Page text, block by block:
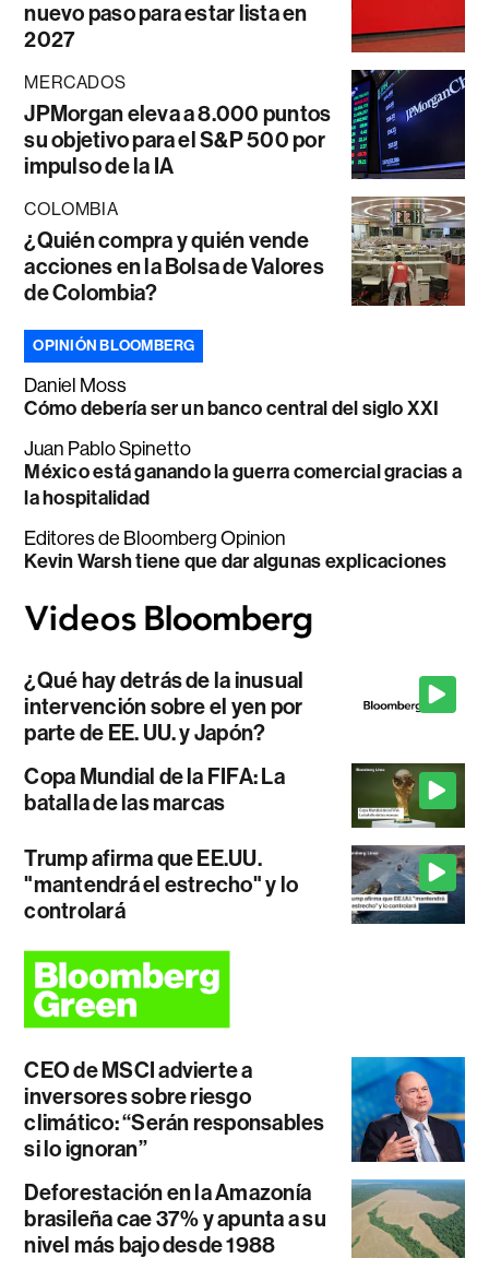
nuevo paso para estar lista en
2027
MERCADOS
JPMorgan eleva a 8.000 puntos
su objetivo para el S&P 500 por
impulso de la IA
COLOMBIA
¿Quién compra y quién vende
acciones en la Bolsa de Valores
de Colombia?
OPINIÓN BLOOMBERG
Daniel Moss
Cómo debería ser un banco central del siglo XXI
Juan Pablo Spinetto
México está ganando la guerra comercial gracias a
la hospitalidad
Editores de Bloomberg Opinion
Kevin Warsh tiene que dar algunas explicaciones
¿Qué hay detrás de la inusual
intervención sobre el yen por
parte de EE. UU. y Japón?
Copa Mundial de la FIFA: La
batalla de las marcas
Trump afirma que EE.UU.
"mantendrá el estrecho" y lo
controlará
CEO de MSCI advierte a
inversores sobre riesgo
climático: “Serán responsables
si lo ignoran”
Deforestación en la Amazonía
brasileña cae 37% y apunta a su
nivel más bajo desde 1988